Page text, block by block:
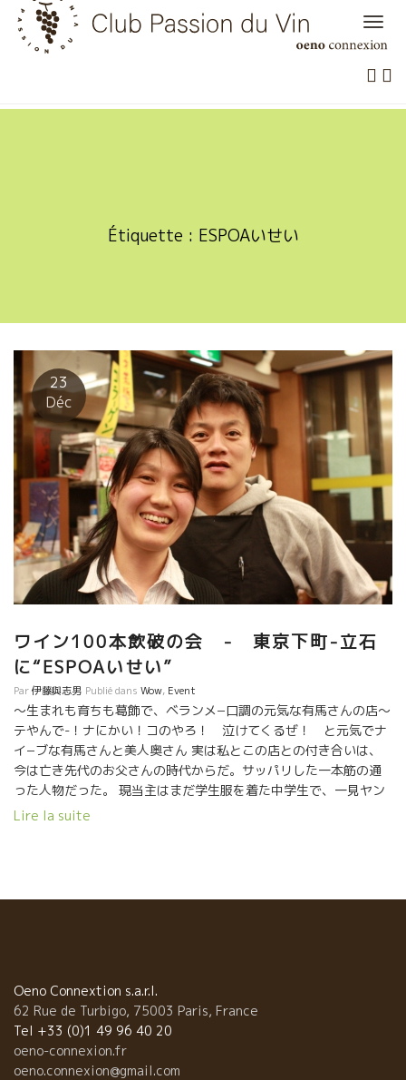
Skip
content
Étiquette : ESPOAいせい
23
Déc
ワイン100本飲破の会 - 東京下町-立石
に“ESPOAいせい”
Par伊藤與志男 Publié dans Wow, Event
〜生まれも育ちも葛飾で、ベランメ−口調の元気な有馬さんの店〜
テやんで-！ナにかい！コのやろ！ 泣けてくるぜ！ と元気でナ
イ−ブな有馬さんと美人奥さん 実は私とこの店との付き合いは、
今は亡き先代のお父さんの時代からだ。サッパリした一本筋の通
った人物だった。 現当主はまだ学生服を着た中学生で、一見ヤン
チャ風だったけれど礼儀正しいナイ−ブな少年だった。美しくしっ
美味しいワインができるという長いスタンスが必要な職業だ。お
酒屋さんも先代が築いた店の信用の上で今の商売が成り立ってい
る、どちらも先祖を大変大切にしている。 〜一年間でワイン100
本を飲もう！会〜 一年間で100本のワインを飲む企画、15名ほど
が集まった。 毎月、一回集まってお店の中で10本のワインを飲も
Lire la suite
Oeno Connextion s.a.r.l.
62 Rue de Turbigo, 75003 Paris, France
Tel +33 (0)1 49 96 40 20
oeno-connexion.fr
oeno.connexion@gmail.com